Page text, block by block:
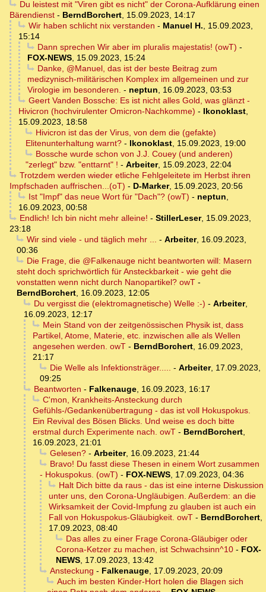
Du leistest mit "Viren gibt es nicht" der Corona-Aufklärung einen
Bärendienst - BerndBorchert, 15.09.2023, 14:17
Wir haben schlicht nix verstanden - Manuel H., 15.09.2023,
15:14
Dann sprechen Wir aber im pluralis majestatis! (owT) -
FOX-NEWS, 15.09.2023, 15:24
Danke, @Manuel, das ist der beste Beitrag zum
medizynisch-militärischen Komplex im allgemeinen und zur
Virologie im besonderen. - neptun, 16.09.2023, 03:53
Geert Vanden Bossche: Es ist nicht alles Gold, was glänzt -
Hivicron (hochvirulenter Omicron-Nachkomme) - Ikonoklast,
15.09.2023, 18:58
Hivicron ist das der Virus, von dem die (gefakte)
Elitenunterhaltung warnt? - Ikonoklast, 15.09.2023, 19:00
Bossche wurde schon von J.J. Couey (und anderen)
"zerlegt" bzw. "enttarnt" ! - Arbeiter, 15.09.2023, 22:04
Trotzdem werden wieder etliche Fehlgeleitete im Herbst ihren
Impfschaden auffrischen...(oT) - D-Marker, 15.09.2023, 20:56
Ist "Impf" das neue Wort für "Dach"? (owT) - neptun,
16.09.2023, 00:58
Endlich! Ich bin nicht mehr alleine! - StillerLeser, 15.09.2023,
23:18
Wir sind viele - und täglich mehr ... - Arbeiter, 16.09.2023,
00:36
Die Frage, die @Falkenauge nicht beantworten will: Masern
steht doch sprichwörtlich für Ansteckbarkeit - wie geht die
vonstatten wenn nicht durch Nanopartikel? owT -
BerndBorchert, 16.09.2023, 12:05
Du vergisst die (elektromagnetische) Welle :-) - Arbeiter,
16.09.2023, 12:17
Mein Stand von der zeitgenössischen Physik ist, dass
Partikel, Atome, Materie, etc. inzwischen alle als Wellen
angesehen werden. owT - BerndBorchert, 16.09.2023,
21:17
Die Welle als Infektionsträger..... - Arbeiter, 17.09.2023,
09:25
Beantworten - Falkenauge, 16.09.2023, 16:17
C'mon, Krankheits-Ansteckung durch
Gefühls-/Gedankenübertragung - das ist voll Hokuspokus.
Ein Revival des Bösen Blicks. Und weise es doch bitte
erstmal durch Experimente nach. owT - BerndBorchert,
16.09.2023, 21:01
Gelesen?- Arbeiter, 16.09.2023, 21:44
Bravo! Du fasst diese Thesen in einem Wort zusammen
- Hokuspokus. (owT) - FOX-NEWS, 17.09.2023, 04:36
Halt Dich bitte da raus - das ist eine interne Diskussion
unter uns, den Corona-Ungläubigen. Außerdem: an die
Wirksamkeit der Covid-Impfung zu glauben ist auch ein
Fall von Hokuspokus-Gläubigkeit. owT - BerndBorchert,
17.09.2023, 08:40
Das alles zu einer Frage Corona-Gläubiger oder
Corona-Ketzer zu machen, ist Schwachsinn^10 - FOX-
NEWS, 17.09.2023, 13:42
Ansteckung - Falkenauge, 17.09.2023, 20:09
Auch im besten Kinder-Hort holen die Blagen sich